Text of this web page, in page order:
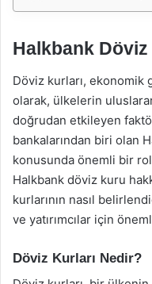
Halkbank
Döviz kurları, ekonomik
olarak, ülkelerin
doğrudan etkileyen
bankalarından biri olan
konusunda önemli bir
Halkbank döviz kuru
kurlarının nasıl
ve yatırımcılar için
Döviz Kurları Nedir?